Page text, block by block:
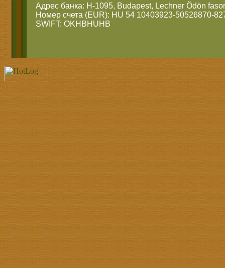
Адрес банка: H-1095, Budapest, Lechner Ödön
Номер счета (EUR): HU 54 10403923-50526870-
SWIFT: OKHBHUHB